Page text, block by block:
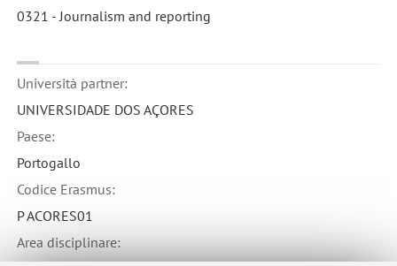
0321 - Journalism and reporting
Università partner:
UNIVERSIDADE DOS AÇORES
Paese:
Portogallo
Codice Erasmus:
P ACORES01
Area disciplinare: